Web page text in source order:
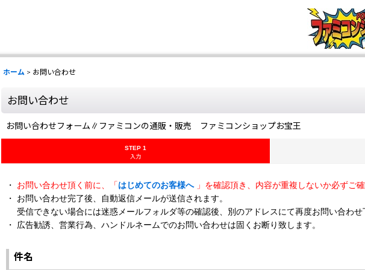
ホーム > お問い合わせ
お問い合わせ
お問い合わせフォーム∥ファミコンの通販・販売 ファミコンショップお宝王
STEP 1
入力
・ お問い合わせ頂く前に、「はじめてのお客様へ 」を確認頂き、内容が重複しないか必ずご
・ お問い合わせ完了後、自動返信メールが送信されます。
受信できない場合には迷惑メールフォルダ等の確認後、別のアドレスにて再度お問い合わせ
・ 広告勧誘、営業行為、ハンドルネームでのお問い合わせは固くお断り致します。
件名